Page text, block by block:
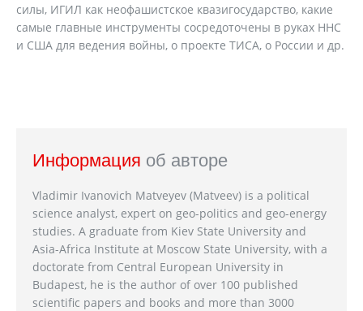
силы, ИГИЛ как неофашистское квазигосударство, какие
самые главные инструменты сосредоточены в руках ННС
и США для ведения войны, о проекте ТИСА, о России и др.
Информация об авторе
Vladimir Ivanovich Matveyev (Matveev) is a political
science analyst, expert on geo-politics and geo-energy
studies. A graduate from Kiev State University and
Asia-Africa Institute at Moscow State University, with a
doctorate from Central European University in
Budapest, he is the author of over 100 published
scientific papers and books and more than 3000